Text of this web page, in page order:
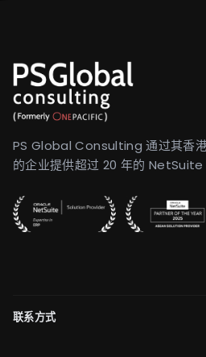
PS Global Consulting 通过其香
的企业提供超过 20 年的 NetSuite
联系方式